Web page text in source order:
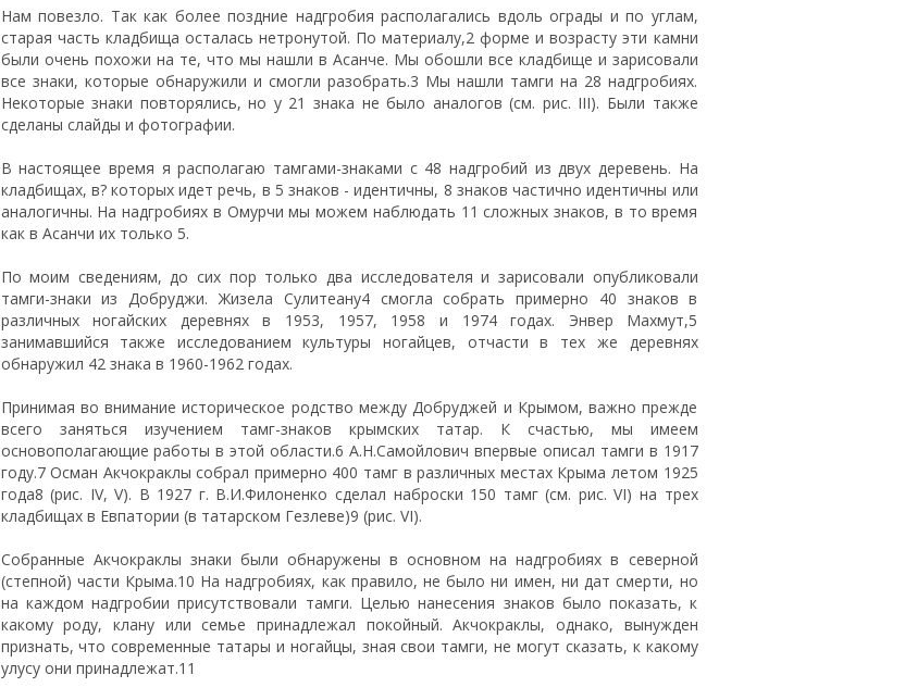
Нам повезло. Так как более поздние надгробия располагались вдоль ограды и по углам,
старая часть кладбища осталась нетронутой. По материалу,2 форме и возрасту эти камни
были очень похожи на те, что мы нашли в Асанче. Мы обошли все кладбище и зарисовали
все знаки, которые обнаружили и смогли разобрать.3 Мы нашли тамги на 28 надгробиях.
Некоторые знаки повторялись, но у 21 знака не было аналогов (см. рис. III). Были также
сделаны слайды и фотографии.
В настоящее время я располагаю тамгами-знаками с 48 надгробий из двух деревень. На
кладбищах, в? которых идет речь, в 5 знаков - идентичны, 8 знаков частично идентичны или
аналогичны. На надгробиях в Омурчи мы можем наблюдать 11 сложных знаков, в то время
как в Асанчи их только 5.
По моим сведениям, до сих пор только два исследователя и зарисовали опубликовали
тамги-знаки из Добруджи. Жизела Сулитеану4 смогла собрать примерно 40 знаков в
различных ногайских деревнях в 1953, 1957, 1958 и 1974 годах. Энвер Махмут,5
занимавшийся также исследованием культуры ногайцев, отчасти в тех же деревнях
обнаружил 42 знака в 1960-1962 годах.
Принимая во внимание историческое родство между Добруджей и Крымом, важно прежде
всего заняться изучением тамг-знаков крымских татар. К счастью, мы имеем
основополагающие работы в этой области.6 А.Н.Самойлович впервые описал тамги в 1917
году.7 Осман Акчокраклы собрал примерно 400 тамг в различных местах Крыма летом 1925
года8 (рис. IV, V). В 1927 г. В.И.Филоненко сделал наброски 150 тамг (см. рис. VI) на трех
кладбищах в Евпатории (в татарском Гезлеве)9 (рис. VI).
Собранные Акчокраклы знаки были обнаружены в основном на надгробиях в северной
(степной) части Крыма.10 На надгробиях, как правило, не было ни имен, ни дат смерти, но
на каждом надгробии присутствовали тамги. Целью нанесения знаков было показать, к
какому роду, клану или семье принадлежал покойный. Акчокраклы, однако, вынужден
признать, что современные татары и ногайцы, зная свои тамги, не могут сказать, к какому
улусу они принадлежат.11